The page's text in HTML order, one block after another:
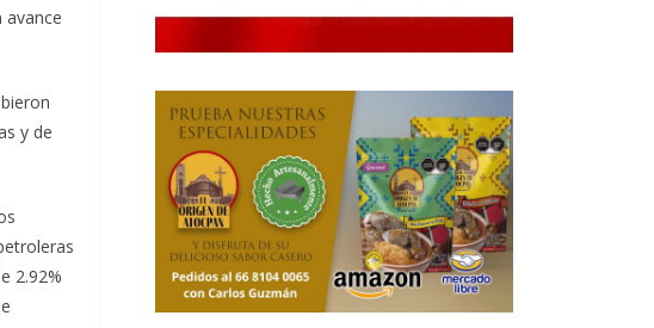
avance
y de
2.92%